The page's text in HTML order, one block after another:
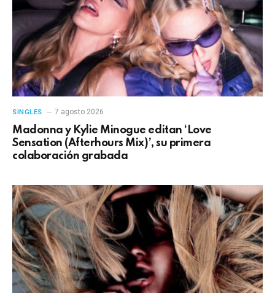
SINGLES 7 agosto 2026
Madonna y Kylie Minogue editan ‘Love
Sensation (Afterhours Mix)’, su primera
colaboración grabada